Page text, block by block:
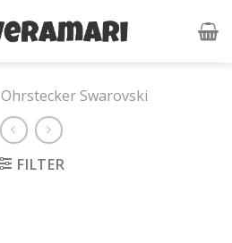
Ohrstecker Swarovski
FILTER